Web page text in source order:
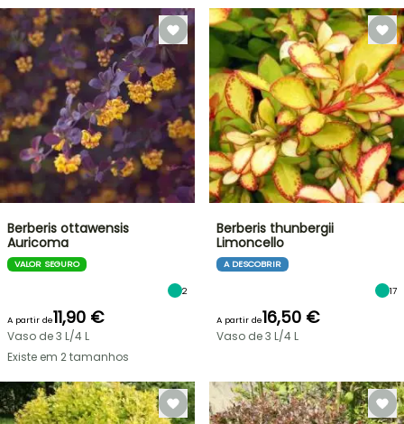
Berberis ottawensis
Auricoma
VALOR SEGURO
2
A partir de11,90 €
Vaso de 3 L/4 L
Existe em 2 tamanhos
Berberis thunbergii
Limoncello
A DESCOBRIR
17
A partir de16,50 €
Vaso de 3 L/4 L